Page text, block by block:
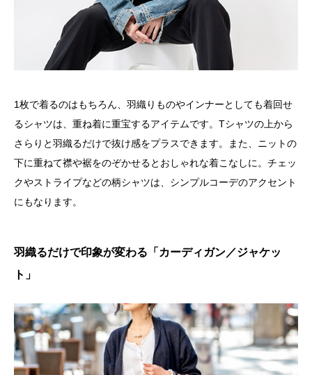
1枚で着るのはもちろん、羽織りものやインナーとしても着回せ
るシャツは、重ね着に重宝するアイテムです。Tシャツの上から
さらりと羽織るだけで抜け感をプラスできます。また、ニットの
下に重ねて襟や裾をのぞかせるとおしゃれな着こなしに。チェッ
クやストライプなどの柄シャツは、シンプルコーデのアクセント
にもなります。
羽織るだけで印象が変わる「カーディガン／ジャケッ
ト」